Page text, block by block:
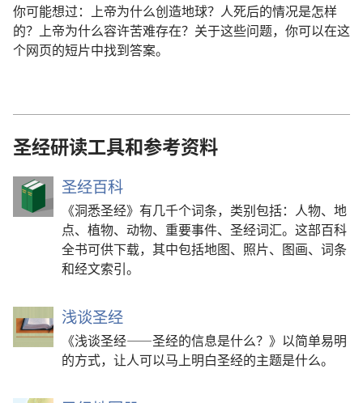
你可能想过：上帝为什么创造地球？人死后的情况是怎样
的？上帝为什么容许苦难存在？关于这些问题，你可以在这
个网页的短片中找到答案。
圣经研读工具和参考资料
圣经百科
《洞悉圣经》有几千个词条，类别包括：人物、地
点、植物、动物、重要事件、圣经词汇。这部百科
全书可供下载，其中包括地图、照片、图画、词条
和经文索引。
浅谈圣经
《浅谈圣经——圣经的信息是什么？》以简单易明
的方式，让人可以马上明白圣经的主题是什么。